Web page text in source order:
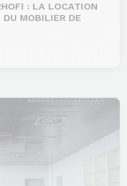
: LA LOCATION
MOBILIER DE